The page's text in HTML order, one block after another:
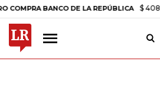
BANCO DE LA REPÚBLICA $ 408.498,97